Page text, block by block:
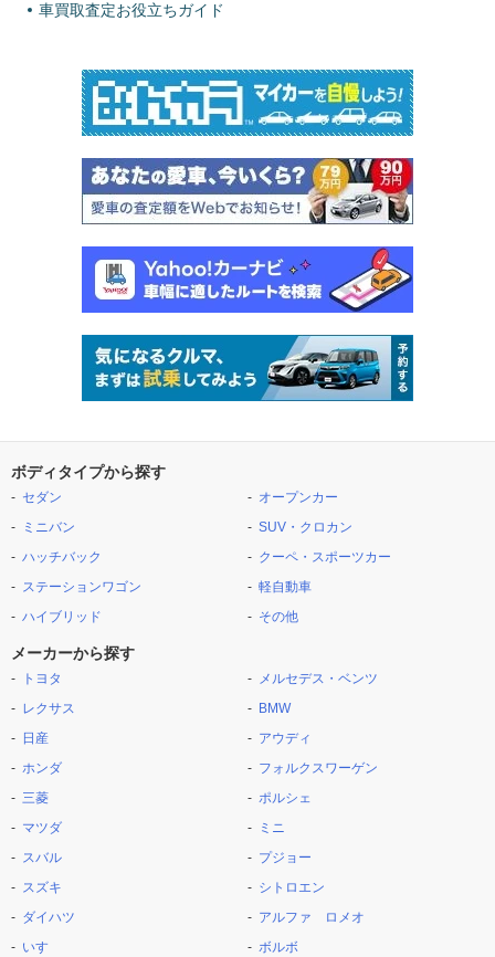
車買取査定お役立ちガイド
ボディタイプから探す
セダン
ミニバン
ハッチバック
ステーションワゴン
ハイブリッド
オープンカー
SUV・クロカン
クーペ・スポーツカー
軽自動車
その他
メーカーから探す
トヨタ
レクサス
日産
ホンダ
三菱
マツダ
スバル
スズキ
ダイハツ
いすゞ
メルセデス・ベンツ
BMW
アウディ
フォルクスワーゲン
ポルシェ
ミニ
プジョー
シトロエン
アルファ ロメオ
ボルボ